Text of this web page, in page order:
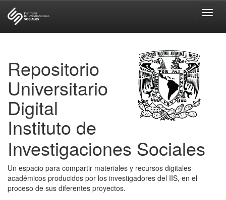
Repositorio
Universitario
Digital
Instituto de
Investigaciones Sociales
Un espacio para compartir materiales y recursos digitales
académicos producidos por los investigadores del IIS, en el
proceso de sus diferentes proyectos.